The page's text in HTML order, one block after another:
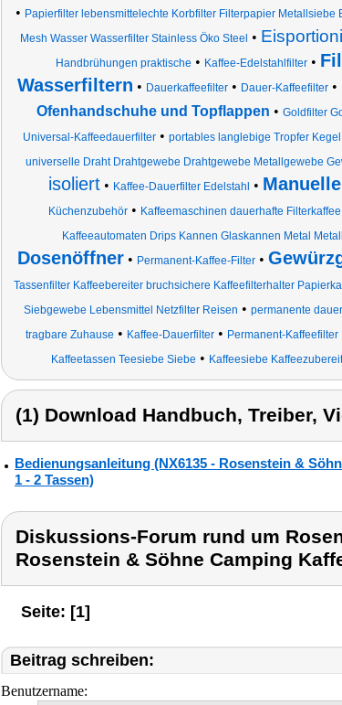
• Papierfilter lebensmittelechte Korbfilter Filterpapier Metallsiebe
Mesh Wasser Wasserfilter Stainless Öko Steel
•
Handbrühungen praktische • Kaffee-Edelstahlfilter •
Wasserfiltern • Dauerkaffeefilter• Dauer-Kaffeefilter•
Ofenhandschuhe und Topflappen • Goldfilter
Universal-Kaffeedauerfilter • portables langlebige Tropfer
universelle Draht Drahtgewebe Drahtgewebe Metallgewebe
isoliert • Kaffee-Dauerfilter Edelstahl •
Küchenzubehör • Kaffeemaschinen dauerhafte
Kaffeeautomaten Drips Kannen Glaskannen Metal Metall
Dosenöffner• Permanent-Kaffee-Filter•
Tassenfilter Kaffeebereiter bruchsichere Kaffeefilterhalter
Siebgewebe Lebensmittel Netzfilter Reisen • permanente
tragbare Zuhause • Kaffee-Dauerfilter • Permanent-Kaffeefilter
Kaffeetassen Teesiebe Siebe • Kaffeesiebe
(1) Download Handbuch, Treiber,
Bedienungsanleitung (NX6135 - Rosenstein &
1 - 2 Tassen)
Diskussions-Forum rund um
Rosenstein & Söhne Camping
Seite: [1]
Beitrag schreiben:
Benutzername: